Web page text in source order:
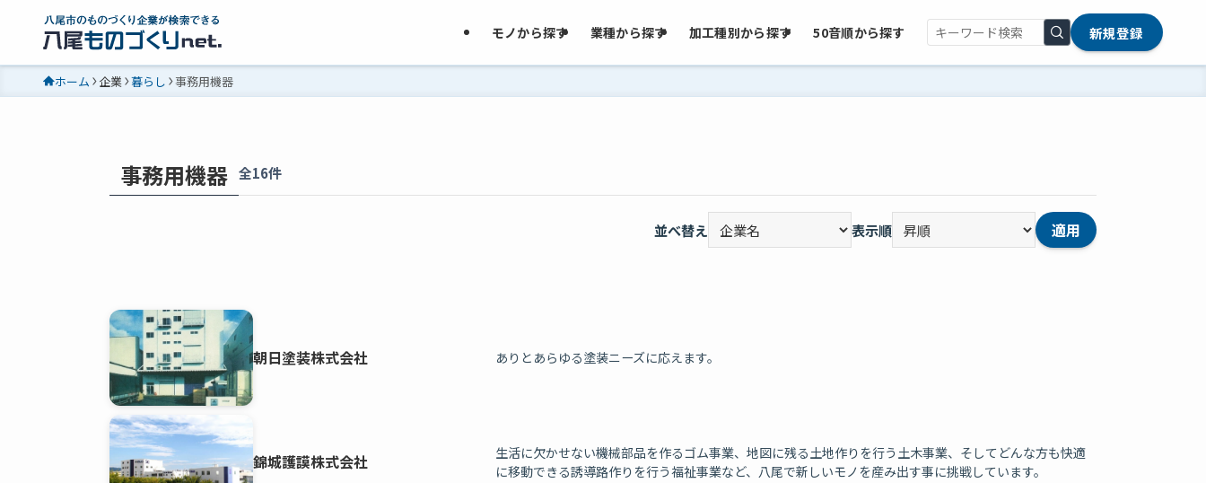
モノから探す 業種から探す 加工種別から探す 50音順から探す 新規登録
ホーム 企業 暮らし 事務用機器
事務用機器 全16件
並べ替え 表示順 適用
朝日塗装株式会社 ありとあらゆる塗装ニーズに応えます。
錦城護謨株式会社
生活に欠かせない機械部品を作るゴム事業、地図に残る土地作りを行う土木事業、そしてどんな方も快適
に移動できる誘導路作りを行う福祉事業など、八尾で新しいモノを産み出す事に挑戦しています。